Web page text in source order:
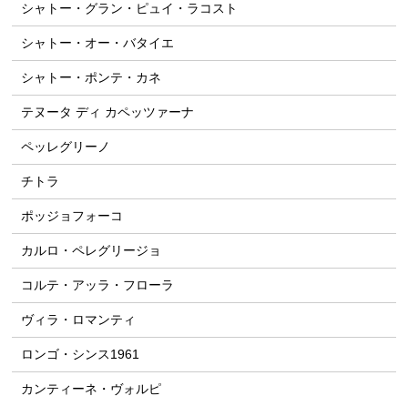
シャトー・グラン・ピュイ・ラコスト
シャトー・オー・バタイエ
シャトー・ポンテ・カネ
テヌータ ディ カペッツァーナ
ペッレグリーノ
チトラ
ポッジョフォーコ
カルロ・ペレグリージョ
コルテ・アッラ・フローラ
ヴィラ・ロマンティ
ロンゴ・シンス1961
カンティーネ・ヴォルピ